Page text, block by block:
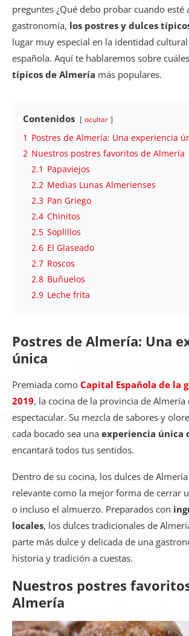
preguntes ¿Qué debo probar cuando esté
gastronomía, los postres y dulces
lugar muy especial en la identidad
española. Aquí te hablaremos sobre
típicos de Almería más populares.
Contenidos ocultar
1 Postres de Almería: Una experiencia
2 Nuestros postres favoritos de Almería
2.1 Papaviejos
2.2 Medias Lunas Almerienses
2.3 Pan Griego
2.4 Chinitos
2.5 Soplillos
2.6 El Glaseado
2.7 Roscos
2.8 Buñuelos
2.9 Leche frita
Postres de Almería: Una
única
Premiada como Capital Española de la
2019, la cocina de la provincia de
espectacular. Su mezcla de sabores y
cada bocado sea una experiencia única
encantará todos tus sentidos.
Dentro de su cocina, los dulces de
relevante como la mejor forma de cerrar
o incluso el almuerzo. Preparados con
locales, los dulces tradicionales de
parte más dulce y delicada de una
historia y tradición a cuestas.
Nuestros postres
Almería